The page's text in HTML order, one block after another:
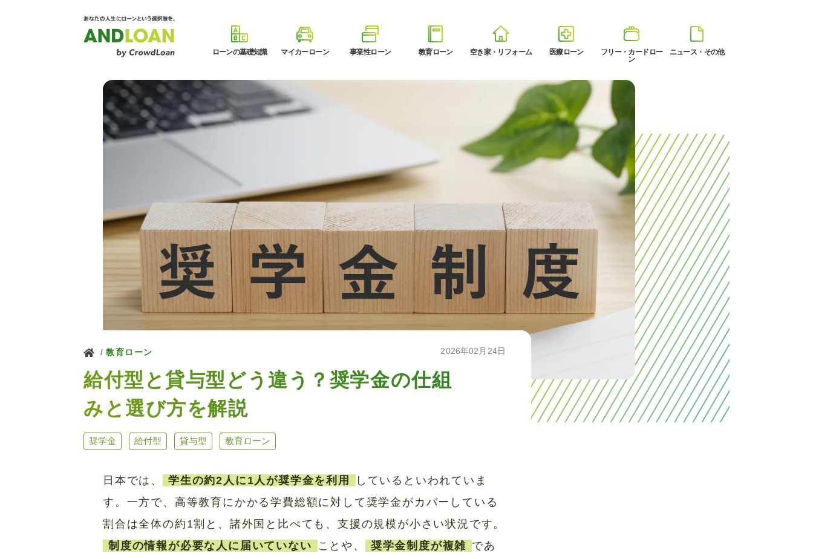
ローンの基礎知識 マイカーローン 事業性ローン 教育ローン 空き家・リフォーム 医療ローン
フリー・カードロー
ン
ニュース・その他
ホーム
教育ローン
給付型と貸与型どう違う？奨学金の仕組
みと選び方を解説
奨学金 給付型 貸与型 教育ローン
2026年02月24日
日本では、 学生の約2人に1人が奨学金を利用
しているといわれていま
す。一方で、高等教育にかかる学費総額に対して奨学金がカバーしている
割合は全体の約1割と、諸外国と比べても、支援の規模が小さい状況です。
制度の情報が必要な人に届いていない
ことや、 奨学金制度が複雑 であ